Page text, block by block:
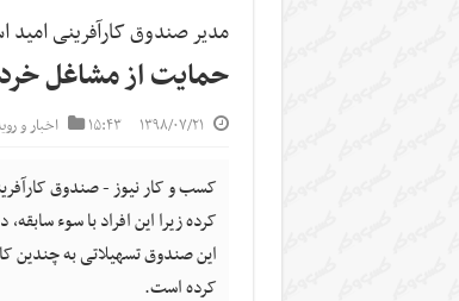
مدیر صندوق کارآفرینی امید
حمایت از مشاغل
۱۳۹۸/۰۷/۲۱ ۱۵:۴۳ اخبار و
کسب و کار نیوز - صندوق
کرده زیرا این افراد با سوء
این صندوق تسهیلاتی به چندین
کرده است.